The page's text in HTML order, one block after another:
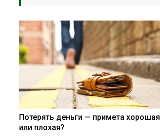
Потерять деньги — примета хорошая
или плохая?